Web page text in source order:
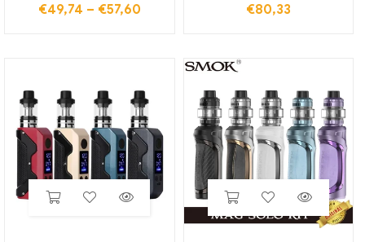
Box Mod Kit 2200mah
€49,74 – €57,60
ub max x2 x3 spule e
€80,33